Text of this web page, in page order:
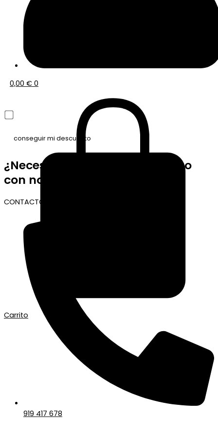
0,00 € 0
Carrito
He leído y acepto la política de privacidad
¿Necesitas ponerte en contacto
con nosotros?
CONTACTO TIENDA ONLINE
919 417 678